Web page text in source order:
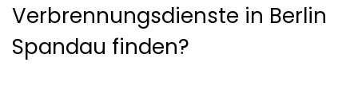
Verbrennungsdienste in Berlin
Spandau finden?